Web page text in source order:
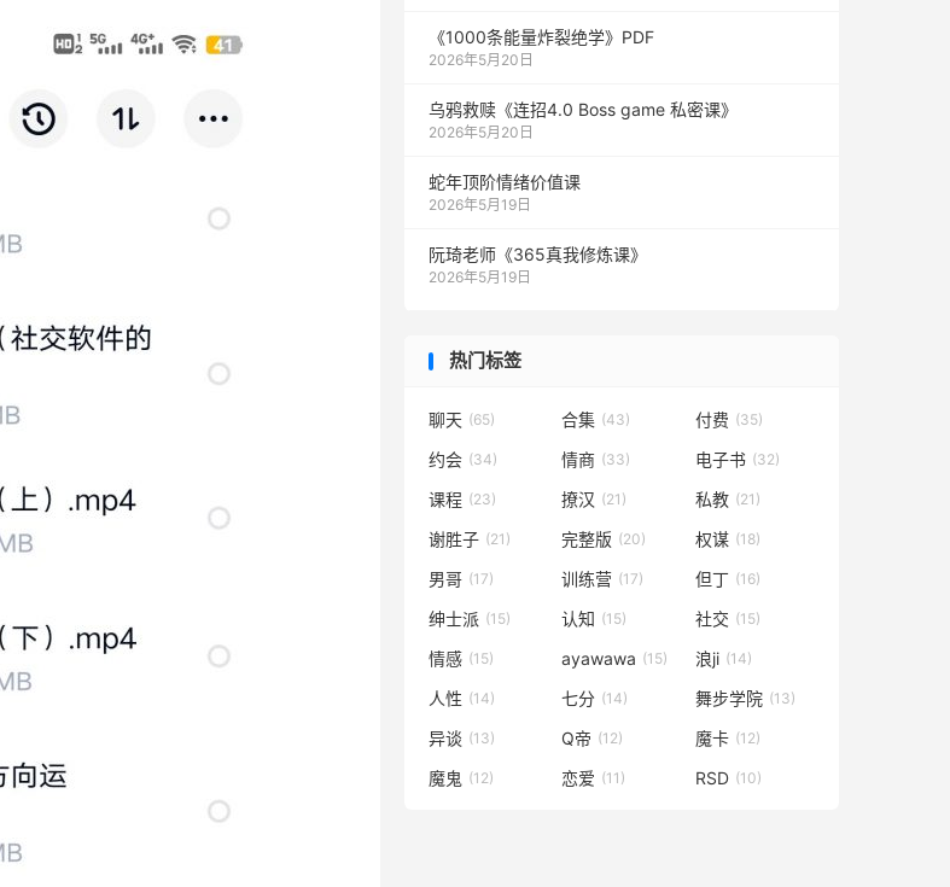
《1000‮能条‬‎量‮裂炸‬‎绝学》PDF
2026年5月20日
乌鸦救赎《连招4.0 Boss game 私密课》
2026年5月20日
蛇年顶阶情绪价值课
2026年5月19日
阮琦老师《365真我修炼课》
2026年5月19日
热门标签
聊天 (65) 合集 (43) 付费 (35)
约会 (34) 情商 (33) 电子书 (32)
课程 (23) 撩汉 (21) 私教 (21)
谢胜子 (21) 完整版 (20) 权谋 (18)
男哥 (17) 训练营 (17) 但丁 (16)
绅士派 (15) 认知 (15) 社交 (15)
情感 (15) ayawawa (15) 浪ji (14)
人性 (14) 七分 (14) 舞步学院 (13)
异谈 (13) Q帝 (12) 魔卡 (12)
魔鬼 (12) 恋爱 (11) RSD (10)